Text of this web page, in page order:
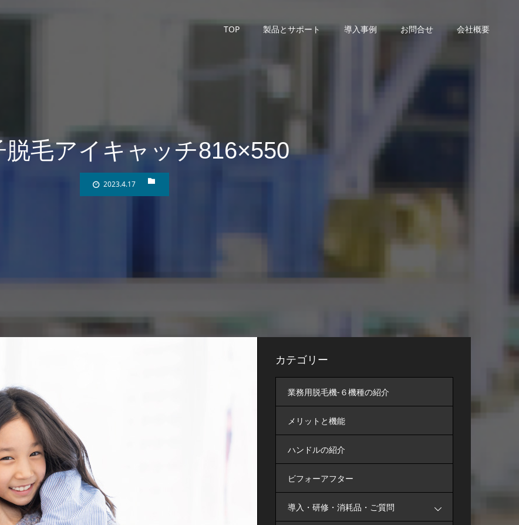
TOP 製品とサポート 導入事例 お問合せ 会社概要
脱毛アイキャッチ816×550
2023.4.17
カテゴリー
業務用脱毛機-６機種の紹介
メリットと機能
ハンドルの紹介
ビフォーアフター
導入・研修・消耗品・ご質問